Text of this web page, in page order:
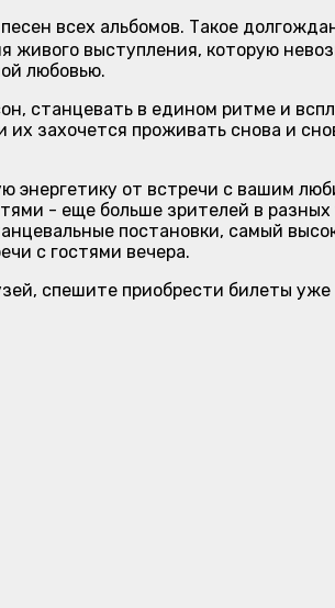
всех альбомов. Такое
выступления, которую
любовью.
станцевать в едином ритме и
захочется проживать снова и
от встречи с вашим
- еще больше зрителей в
постановки, самый
с гостями вечера.
спешите приобрести билеты уже